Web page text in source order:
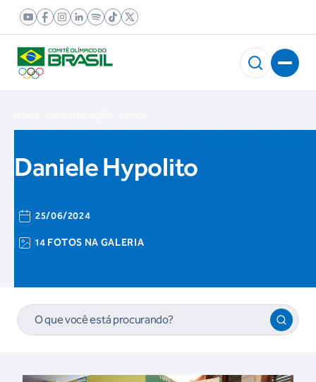
Daniele Hypolito
25/06/2024
14 FOTOS NA GALERIA